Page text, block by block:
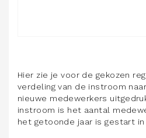
Hier zie je voor de gekozen
verdeling van de instroom
nieuwe medewerkers
instroom is het aantal
het getoonde jaar is gestart in